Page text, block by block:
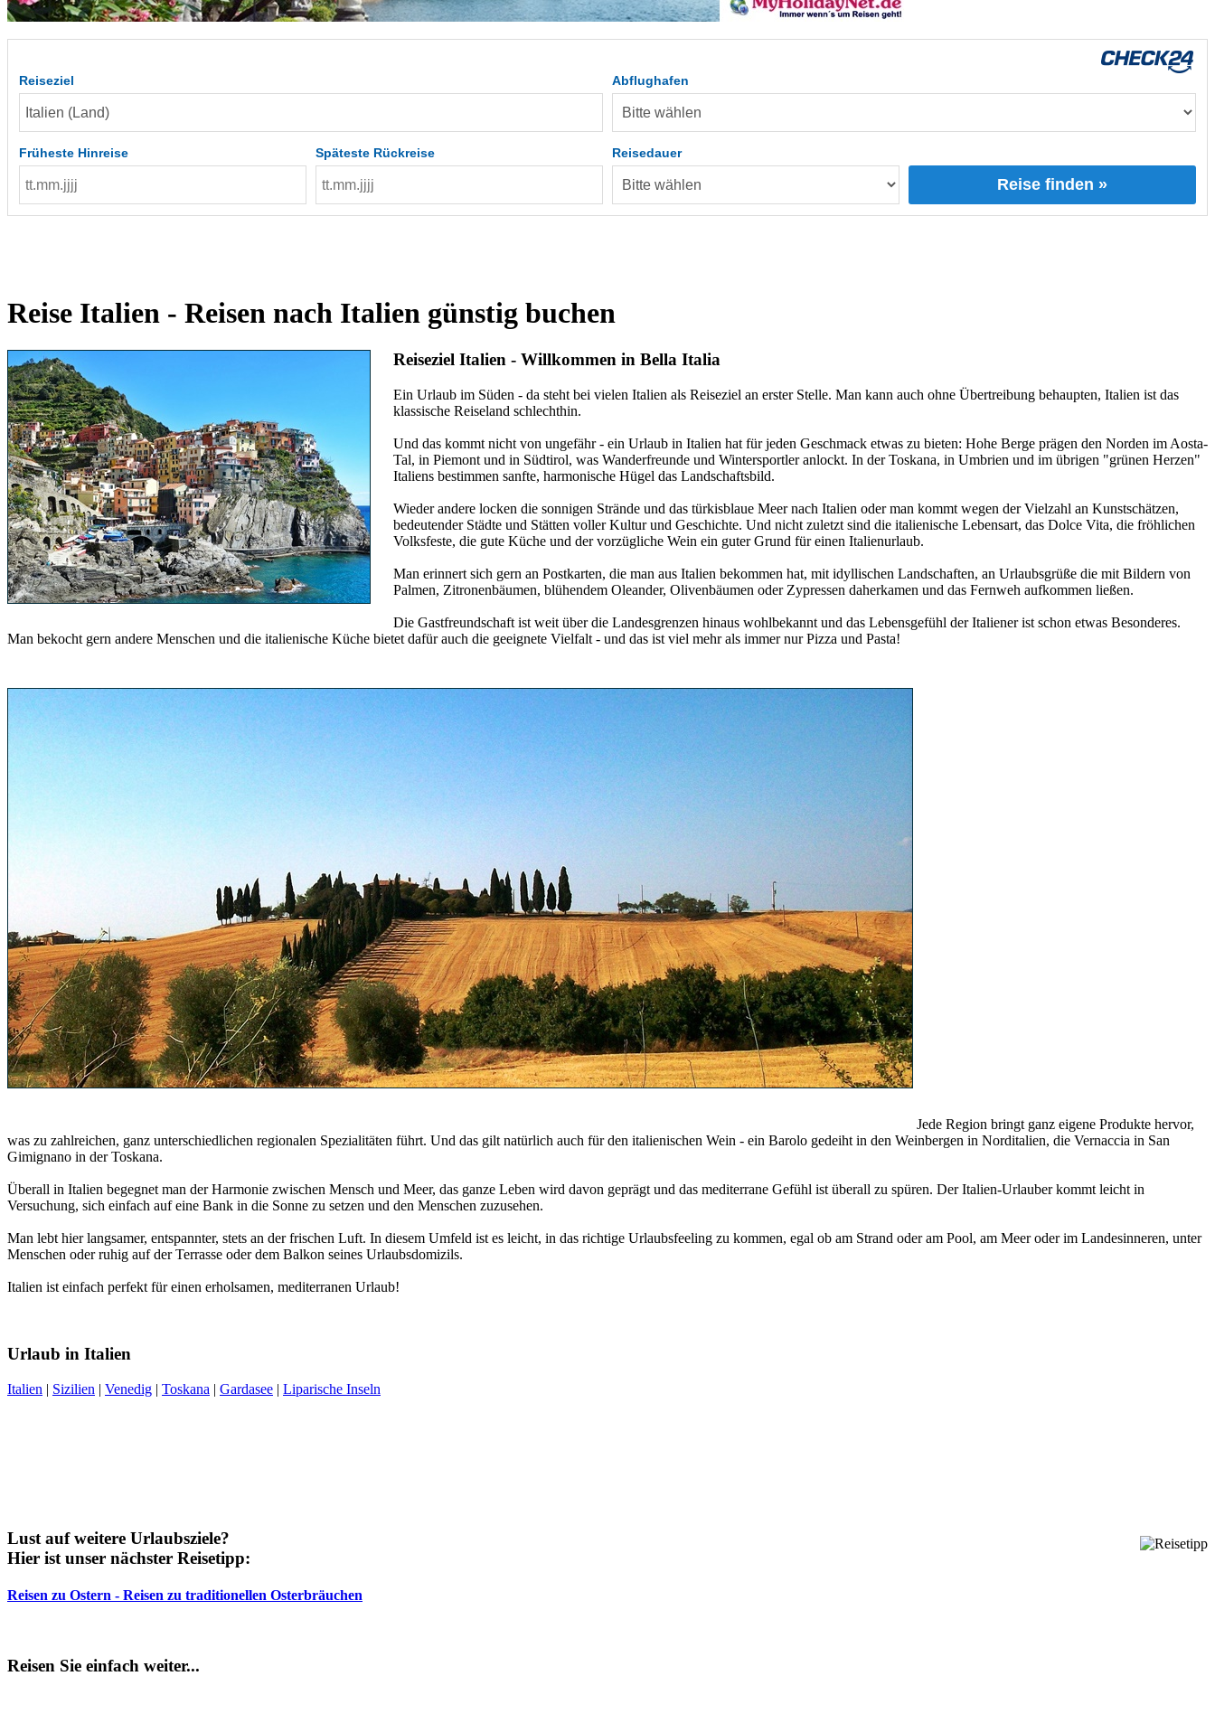
Reiseziel Abflughafen
Früheste Hinreise Späteste Rückreise Reisedauer
Reise finden »
Reise Italien - Reisen nach Italien günstig buchen
Reiseziel Italien - Willkommen in Bella Italia
Ein Urlaub im Süden - da steht bei vielen Italien als Reiseziel an erster Stelle. Man kann auch ohne Übertreibung behaupten, Italien ist das
klassische Reiseland schlechthin.
Und das kommt nicht von ungefähr - ein Urlaub in Italien hat für jeden Geschmack etwas zu bieten: Hohe Berge prägen den Norden im Aosta-
Tal, in Piemont und in Südtirol, was Wanderfreunde und Wintersportler anlockt. In der Toskana, in Umbrien und im übrigen "grünen Herzen"
Italiens bestimmen sanfte, harmonische Hügel das Landschaftsbild.
Wieder andere locken die sonnigen Strände und das türkisblaue Meer nach Italien oder man kommt wegen der Vielzahl an Kunstschätzen,
bedeutender Städte und Stätten voller Kultur und Geschichte. Und nicht zuletzt sind die italienische Lebensart, das Dolce Vita, die fröhlichen
Volksfeste, die gute Küche und der vorzügliche Wein ein guter Grund für einen Italienurlaub.
Man erinnert sich gern an Postkarten, die man aus Italien bekommen hat, mit idyllischen Landschaften, an Urlaubsgrüße die mit Bildern von
Palmen, Zitronenbäumen, blühendem Oleander, Olivenbäumen oder Zypressen daherkamen und das Fernweh aufkommen ließen.
Die Gastfreundschaft ist weit über die Landesgrenzen hinaus wohlbekannt und das Lebensgefühl der Italiener ist schon etwas Besonderes.
Man bekocht gern andere Menschen und die italienische Küche bietet dafür auch die geeignete Vielfalt - und das ist viel mehr als immer nur Pizza und Pasta!
Jede Region bringt ganz eigene Produkte hervor,
was zu zahlreichen, ganz unterschiedlichen regionalen Spezialitäten führt. Und das gilt natürlich auch für den italienischen Wein - ein Barolo gedeiht in den Weinbergen in Norditalien, die Vernaccia in San
Gimignano in der Toskana.
Überall in Italien begegnet man der Harmonie zwischen Mensch und Meer, das ganze Leben wird davon geprägt und das mediterrane Gefühl ist überall zu spüren. Der Italien-Urlauber kommt leicht in
Versuchung, sich einfach auf eine Bank in die Sonne zu setzen und den Menschen zuzusehen.
Man lebt hier langsamer, entspannter, stets an der frischen Luft. In diesem Umfeld ist es leicht, in das richtige Urlaubsfeeling zu kommen, egal ob am Strand oder am Pool, am Meer oder im Landesinneren, unter
Menschen oder ruhig auf der Terrasse oder dem Balkon seines Urlaubsdomizils.
Italien ist einfach perfekt für einen erholsamen, mediterranen Urlaub!
Urlaub in Italien
Italien | Sizilien | Venedig | Toskana | Gardasee | Liparische Inseln
Lust auf weitere Urlaubsziele?
Hier ist unser nächster Reisetipp:
Reisen zu Ostern - Reisen zu traditionellen Osterbräuchen
Reisen Sie einfach weiter...